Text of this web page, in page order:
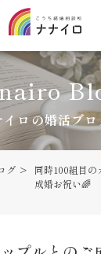
イロの婚活ブ
グ
同時100組目の
成婚お祝い🌈